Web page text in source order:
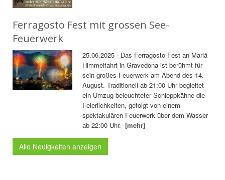
Ferragosto Fest mit grossen See-
Feuerwerk
25.06.2025 - Das Ferragosto-Fest an Mariä
Himmelfahrt in Gravedona ist berühmt für
sein großes Feuerwerk am Abend des 14.
August. Traditionell ab 21:00 Uhr begleitet
ein Umzug beleuchteter Schleppkähne die
Feierlichkeiten, gefolgt von einem
spektakulären Feuerwerk über dem Wasser
ab 22:00 Uhr.[mehr]
Alle Neuigkeiten anzeigen